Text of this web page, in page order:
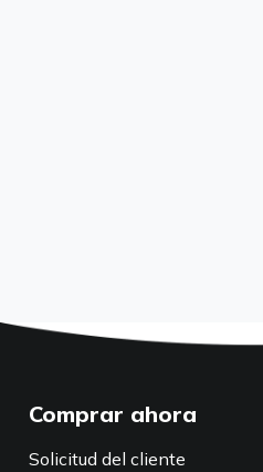
Comprar ahora
Solicitud del cliente